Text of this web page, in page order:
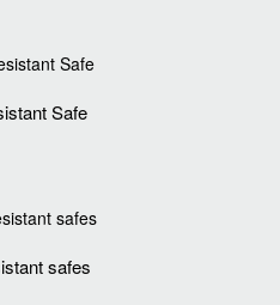
Safe
safes